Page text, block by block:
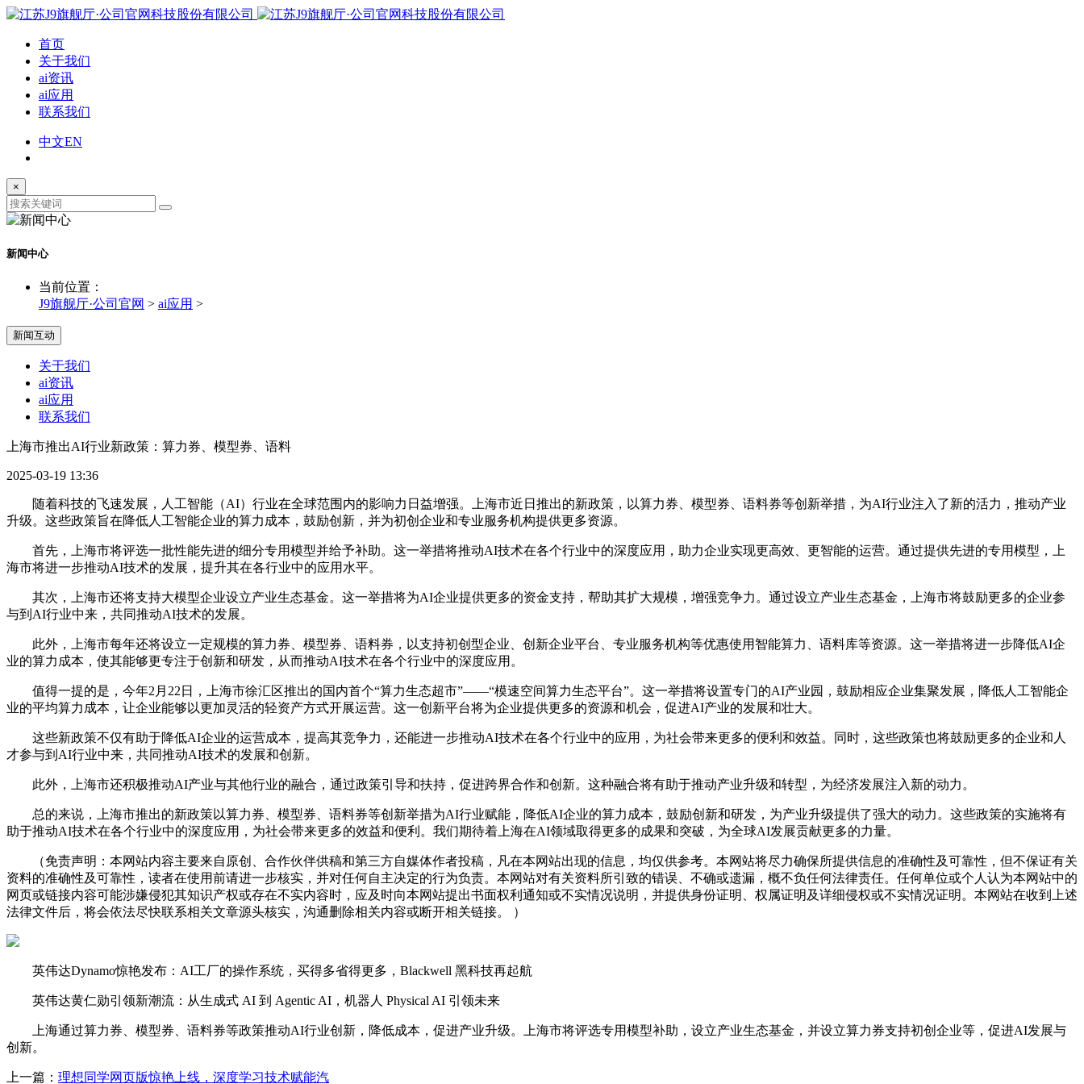
首页
关于我们
ai资讯
ai应用
联系我们
中文EN
×
新闻中心
当前位置：
J9旗舰厅·公司官网 > ai应用 >
新闻互动
关于我们
ai资讯
ai应用
联系我们
上海市推出AI行业新政策：算力券、模型券、语料
2025-03-19 13:36
随着科技的飞速发展，人工智能（AI）行业在全球范围内的影响力日益增强。上海市近日推出的新政策，以算力券、模型券、语料券等创新举措，为AI行业注入了新的活力，推动产业
升级。这些政策旨在降低人工智能企业的算力成本，鼓励创新，并为初创企业和专业服务机构提供更多资源。
首先，上海市将评选一批性能先进的细分专用模型并给予补助。这一举措将推动AI技术在各个行业中的深度应用，助力企业实现更高效、更智能的运营。通过提供先进的专用模型，上
海市将进一步推动AI技术的发展，提升其在各行业中的应用水平。
其次，上海市还将支持大模型企业设立产业生态基金。这一举措将为AI企业提供更多的资金支持，帮助其扩大规模，增强竞争力。通过设立产业生态基金，上海市将鼓励更多的企业参
与到AI行业中来，共同推动AI技术的发展。
此外，上海市每年还将设立一定规模的算力券、模型券、语料券，以支持初创型企业、创新企业平台、专业服务机构等优惠使用智能算力、语料库等资源。这一举措将进一步降低AI企
业的算力成本，使其能够更专注于创新和研发，从而推动AI技术在各个行业中的深度应用。
值得一提的是，今年2月22日，上海市徐汇区推出的国内首个“算力生态超市”——“模速空间算力生态平台”。这一举措将设置专门的AI产业园，鼓励相应企业集聚发展，降低人工智能企
业的平均算力成本，让企业能够以更加灵活的轻资产方式开展运营。这一创新平台将为企业提供更多的资源和机会，促进AI产业的发展和壮大。
这些新政策不仅有助于降低AI企业的运营成本，提高其竞争力，还能进一步推动AI技术在各个行业中的应用，为社会带来更多的便利和效益。同时，这些政策也将鼓励更多的企业和人
才参与到AI行业中来，共同推动AI技术的发展和创新。
此外，上海市还积极推动AI产业与其他行业的融合，通过政策引导和扶持，促进跨界合作和创新。这种融合将有助于推动产业升级和转型，为经济发展注入新的动力。
总的来说，上海市推出的新政策以算力券、模型券、语料券等创新举措为AI行业赋能，降低AI企业的算力成本，鼓励创新和研发，为产业升级提供了强大的动力。这些政策的实施将有
助于推动AI技术在各个行业中的深度应用，为社会带来更多的效益和便利。我们期待着上海在AI领域取得更多的成果和突破，为全球AI发展贡献更多的力量。
（免责声明：本网站内容主要来自原创、合作伙伴供稿和第三方自媒体作者投稿，凡在本网站出现的信息，均仅供参考。本网站将尽力确保所提供信息的准确性及可靠性，但不保证有关
资料的准确性及可靠性，读者在使用前请进一步核实，并对任何自主决定的行为负责。本网站对有关资料所引致的错误、不确或遗漏，概不负任何法律责任。任何单位或个人认为本网站中的
网页或链接内容可能涉嫌侵犯其知识产权或存在不实内容时，应及时向本网站提出书面权利通知或不实情况说明，并提供身份证明、权属证明及详细侵权或不实情况证明。本网站在收到上述
法律文件后，将会依法尽快联系相关文章源头核实，沟通删除相关内容或断开相关链接。 ）
英伟达Dynamo惊艳发布：AI工厂的操作系统，买得多省得更多，Blackwell 黑科技再起航
英伟达黄仁勋引领新潮流：从生成式 AI 到 Agentic AI，机器人 Physical AI 引领未来
上海通过算力券、模型券、语料券等政策推动AI行业创新，降低成本，促进产业升级。上海市将评选专用模型补助，设立产业生态基金，并设立算力券支持初创企业等，促进AI发展与
创新。
上一篇： 理想同学网页版惊艳上线，深度学习技术赋能汽